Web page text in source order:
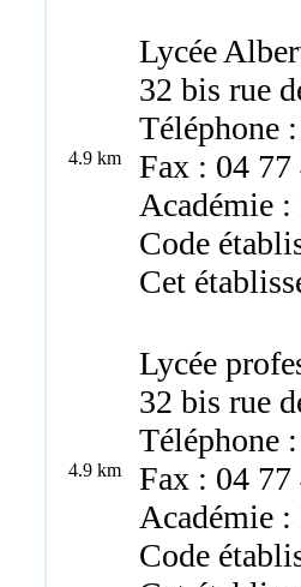
4.9 km
Lycée
32 bis rue
Téléphone
Fax : 04 77
Académie
Code
Cet
4.9 km
Lycée
32 bis rue
Téléphone
Fax : 04 77
Académie
Code